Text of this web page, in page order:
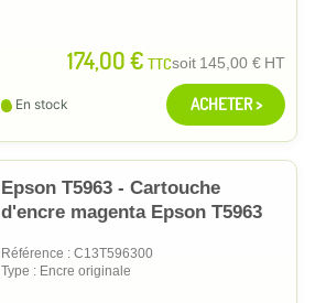
174,00 € TTCsoit 145,00 € HT
En stock ACHETER >
Epson T5963 - Cartouche
d'encre magenta Epson T5963
Référence : C13T596300
Type : Encre originale